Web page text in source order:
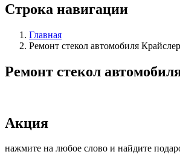
Строка навигации
Главная
Ремонт стекол автомобиля Крайслер
Ремонт стекол
Акция
нажмите на любое слово и найдите